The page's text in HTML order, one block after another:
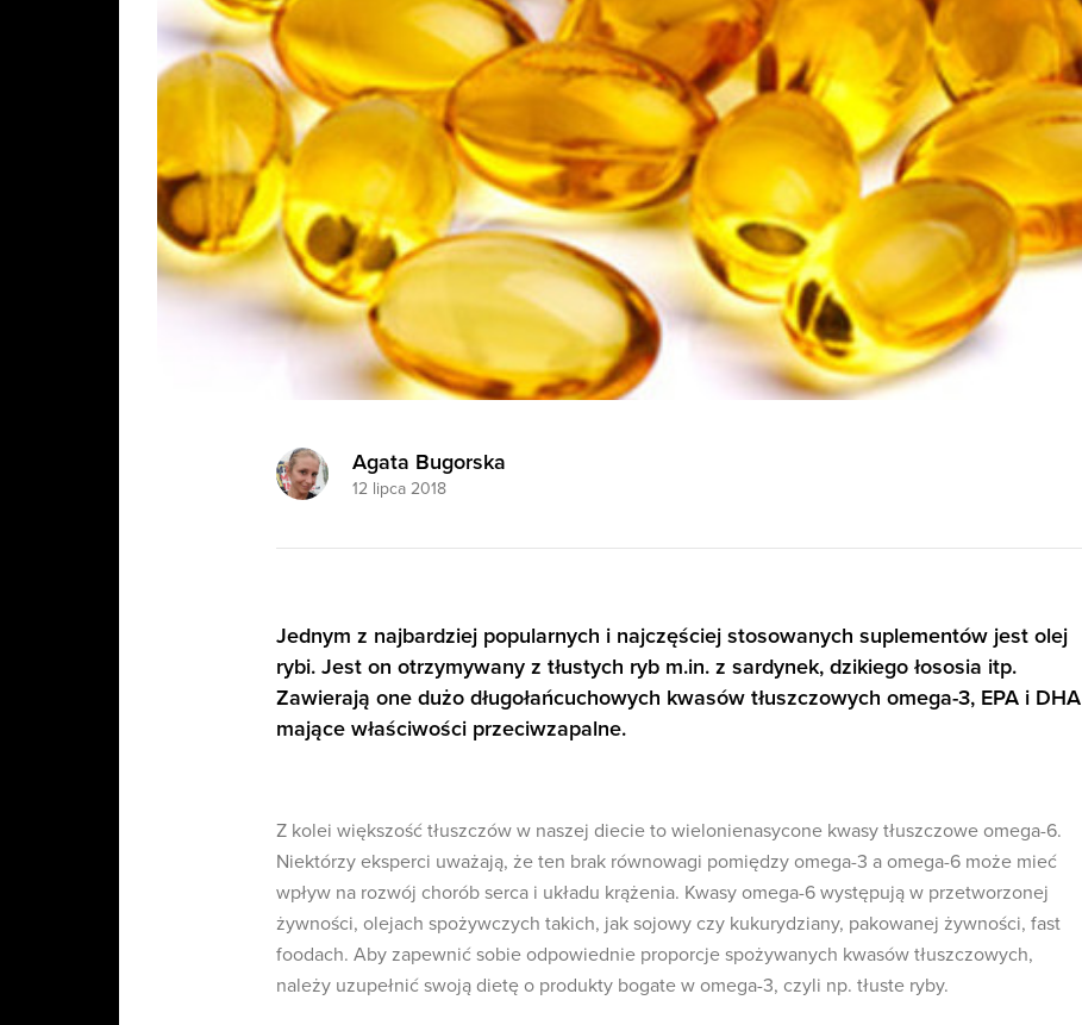
Agata Bugorska
12 lipca 2018
Jednym z najbardziej popularnych i najczęściej stosowanych suplementów jest olej
rybi. Jest on otrzymywany z tłustych ryb m.in. z sardynek, dzikiego łososia itp.
Zawierają one dużo długołańcuchowych kwasów tłuszczowych omega-3, EPA i DHA
mające właściwości przeciwzapalne.
Z kolei większość tłuszczów w naszej diecie to wielonienasycone kwasy tłuszczowe omega-6.
Niektórzy eksperci uważają, że ten brak równowagi pomiędzy omega-3 a omega-6 może mieć
wpływ na rozwój chorób serca i układu krążenia. Kwasy omega-6 występują w przetworzonej
żywności, olejach spożywczych takich, jak sojowy czy kukurydziany, pakowanej żywności, fast
foodach. Aby zapewnić sobie odpowiednie proporcje spożywanych kwasów tłuszczowych,
należy uzupełnić swoją dietę o produkty bogate w omega-3, czyli np. tłuste ryby.